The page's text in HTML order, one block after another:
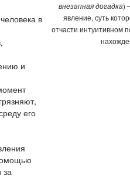
в
и
его
за
внезапная догадка)
явление, суть
отчасти интуитивном